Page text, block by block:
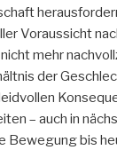
Voraussicht
mehr
der
– auch in
Bewegung bis